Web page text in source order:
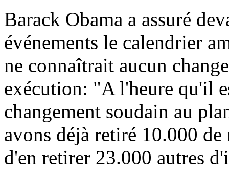
Barack Obama a assuré
événements le calendrier
ne connaîtrait aucun
exécution: "A l'heure qu'il
changement soudain au
avons déjà retiré 10.000
d'en retirer 23.000 autres